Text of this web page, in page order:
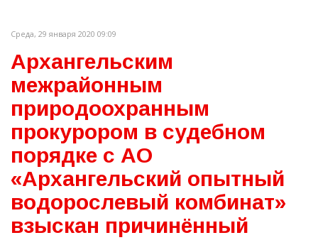
Среда, 29 января 2020 09:09
Архангельским
межрайонным
природоохранным
прокурором в судебном
порядке с АО
«Архангельский опытный
водорослевый комбинат»
взыскан причинённый